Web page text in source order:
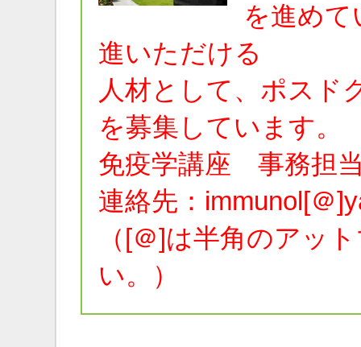
を進め
進いただける
人材として、ポスド
を募集しています。
免疫学講座 事務担
連絡先：immunol[＠
（[＠]は半角のアッ
い。）